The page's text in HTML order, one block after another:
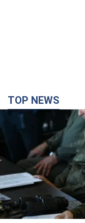
TOP NEWS